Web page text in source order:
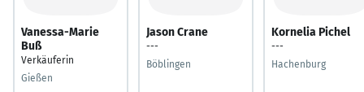
Vanessa-Marie
Buß
Verkäuferin
Gießen
Jason Crane
---
Böblingen
Kornelia Pichel
---
Hachenburg